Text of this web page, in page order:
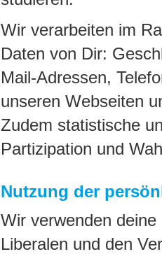
Wir verarbeiten im
Daten von Dir:
Mail-Adressen,
unseren Webseiten
Zudem statistische
Partizipation und
Nutzung der
Wir verwenden
Liberalen und den